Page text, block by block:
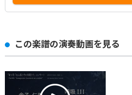
この楽譜の演奏動画を見る